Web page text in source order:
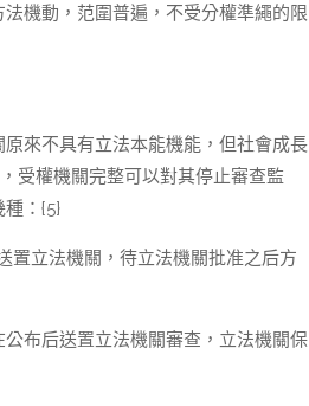
機動，范圍普遍，不受分權準繩的限
來不具有立法本能機能，但社會成長
受權機關完整可以對其停止審查監
：{5}
置立法機關，待立法機關批准之后方
布后送置立法機關審查，立法機關保